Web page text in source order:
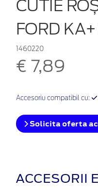
CUTIE
FORD
1460220
€ 7,89
Accesoriu compatibil cu:
Solicita oferta
ACCESORII